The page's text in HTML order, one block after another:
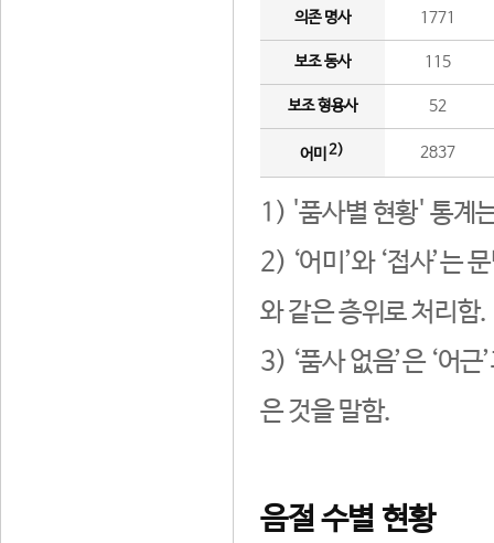
의존 명사 1771
보조 동사 115
보조 형용사 52
어미 2) 2837
1) '품사별 현황' 통계
2) ‘어미’와 ‘접사’는
와 같은 층위로 처리함.
3) ‘품사 없음’은 ‘어
은 것을 말함.
음절 수별 현황